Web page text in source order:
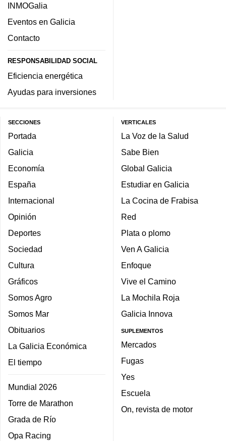
INMOGalia
Eventos en Galicia
Contacto
RESPONSABILIDAD SOCIAL
Eficiencia energética
Ayudas para inversiones
SECCIONES
Portada
Galicia
Economía
España
Internacional
Opinión
Deportes
Sociedad
Cultura
Gráficos
Somos Agro
Somos Mar
Obituarios
La Galicia Económica
El tiempo
Mundial 2026
Torre de Marathon
Grada de Río
Opa Racing
VERTICALES
La Voz de la Salud
Sabe Bien
Global Galicia
Estudiar en Galicia
La Cocina de Frabisa
Red
Plata o plomo
Ven A Galicia
Enfoque
Vive el Camino
La Mochila Roja
Galicia Innova
SUPLEMENTOS
Mercados
Fugas
Yes
Escuela
On, revista de motor